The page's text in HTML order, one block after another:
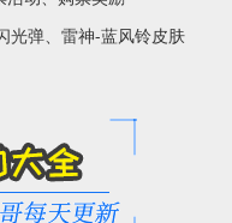
光弹、雷神-蓝风铃皮肤